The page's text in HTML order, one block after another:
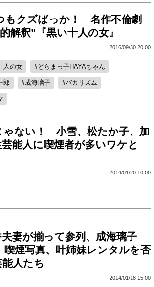
もクズばっか！ 名作不倫劇
解釈”『黒い十人の女』
2016/09/30 20:00
人の女 どらまっ子HAYAちゃん
郎 成海璃子 バカリズム
ゃない！ 小雪、松たか子、加
能人に喫煙者が多いワケと
2014/01/20 10:00
妻が揃って参列、成海璃子
喫煙写真、叶姉妹レンタルを否
人たち
2014/01/18 15:00